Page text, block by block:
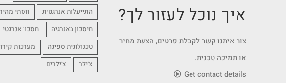
איך נוכל לעזור לך?
צור איתנו קשר לקבלת פרטים, הצעת מחיר
או תמיכה טכנית.
Get contact details
התייעלות אנרגטית
ווסתי
חיסכון באנרגיה
חסכון אנרגטי
טכנולוגית ספיגה
מערכות
צ'ילר
צ'ילרים